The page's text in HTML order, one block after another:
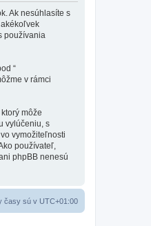
Ak nesúhlasíte s
používania
“
v rámci
môže
vylúčeniu, s
vymožiteľnosti
používateľ,
phpBB nenesú
časy sú v UTC+01:00